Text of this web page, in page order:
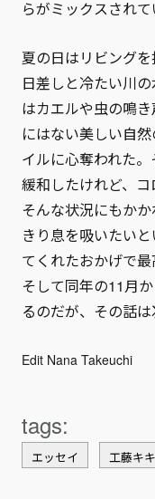
らがミックスされて
夏の日はリビング
日差しと冷たい川
はカエルや虫の鳴
にはない美しい自
イルに心奪われた
緩和したけれど、コ
そんな状況にもか
きり息を吸いたい
てくれたおかげで
そして同年の11月
るのだが、その話は
Edit Nana Takeuchi
エッセイ 工藤キキ